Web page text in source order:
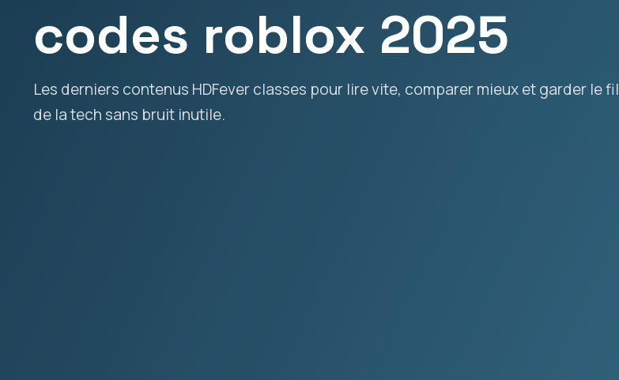
codes roblox 2025
Les derniers contenus HDFever classes pour lire vite, comparer mieux et garder le fil
de la tech sans bruit inutile.